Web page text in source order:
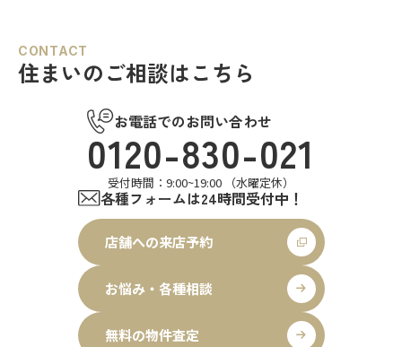
CONTACT
住まいのご相談はこちら
お電話でのお問い合わせ
0120-830-021
受付時間：9:00~19:00 （水曜定休）
各種フォームは24時間受付中！
店舗への来店予約
お悩み・各種相談
無料の物件査定